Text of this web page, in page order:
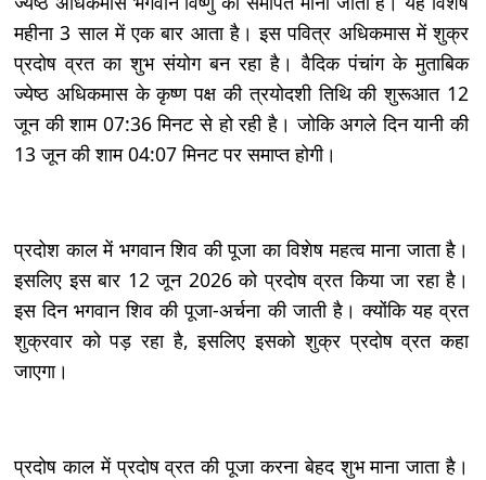
महीना 3 साल में एक बार आता है। इस पवित्र अधिकमास में शुक्र
प्रदोष व्रत का शुभ संयोग बन रहा है। वैदिक पंचांग के मुताबिक
ज्येष्ठ अधिकमास के कृष्ण पक्ष की त्रयोदशी तिथि की शुरूआत 12
जून की शाम 07:36 मिनट से हो रही है। जोकि अगले दिन यानी की
13 जून की शाम 04:07 मिनट पर समाप्त होगी।
प्रदोश काल में भगवान शिव की पूजा का विशेष महत्व माना जाता है।
इसलिए इस बार 12 जून 2026 को प्रदोष व्रत किया जा रहा है।
इस दिन भगवान शिव की पूजा-अर्चना की जाती है। क्योंकि यह व्रत
शुक्रवार को पड़ रहा है, इसलिए इसको शुक्र प्रदोष व्रत कहा
जाएगा।
प्रदोष काल में प्रदोष व्रत की पूजा करना बेहद शुभ माना जाता है।